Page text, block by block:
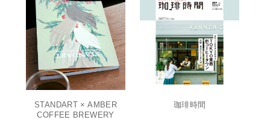
ーヒーについて。
STANDARTは、年4回刊
行されるコーヒー季刊
誌。定期購読すると、
世...
った気がするのに、月日
が流れるのって早い。最
近STANDARTは編集長T...
STANDART × AMBER
COFFEE BREWERY
珈琲時間